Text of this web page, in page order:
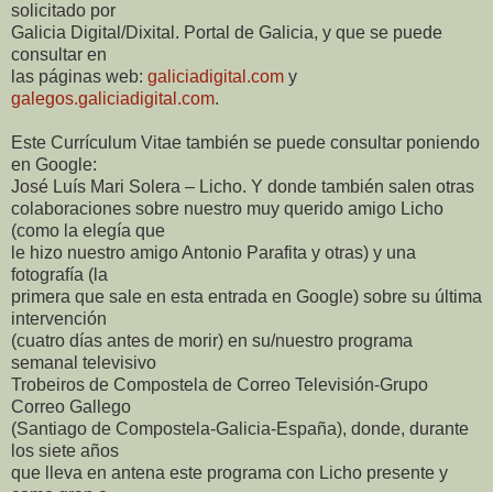
solicitado por
Galicia Digital/Dixital. Portal de Galicia, y que se puede
consultar en
las páginas web: galiciadigital.com y
galegos.galiciadigital.com.
Este Currículum Vitae también se puede consultar poniendo
en Google:
José Luís Mari Solera – Licho. Y donde también salen otras
colaboraciones sobre nuestro muy querido amigo Licho
(como la elegía que
le hizo nuestro amigo Antonio Parafita y otras) y una
fotografía (la
primera que sale en esta entrada en Google) sobre su última
intervención
(cuatro días antes de morir) en su/nuestro programa
semanal televisivo
Trobeiros de Compostela de Correo Televisión-Grupo
Correo Gallego
(Santiago de Compostela-Galicia-España), donde, durante
los siete años
que lleva en antena este programa con Licho presente y